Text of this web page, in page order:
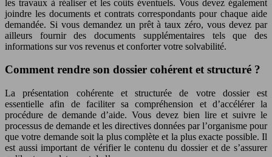
les travaux à réaliser et les coûts éventuels. Vous devez également
joindre les documents et contrats correspondants pour chaque aide
demandée. Si vous demandez un prêt à taux zéro, vous devez par
ailleurs fournir des documents supplémentaires tels que des
informations sur vos revenus et conforter votre solvabilité.
Comment rendre son dossier cohérent et structuré ?
La présentation cohérente et structurée de votre dossier est
essentielle afin de faciliter sa compréhension et d’accélérer la
procédure de demande d’aide. Vous devez bien lire et suivre le
processus de demande et les directives données par l’organisme pour
que votre demande soit la plus complète et la plus exacte possible. Il
est aussi important de vérifier le contenu du dossier et de s’assurer